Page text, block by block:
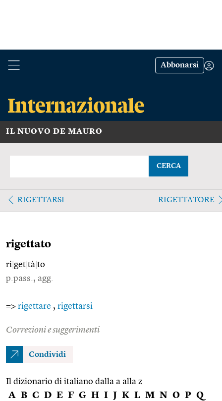
Abbonarsi
IL NUOVO DE MAURO
CERCA
RIGETTARSI RIGETTATORE
rigettato
ri get tà to
p.pass., agg.
=> rigettare , rigettarsi
Correzioni e suggerimenti
Condividi
Il dizionario di italiano dalla a alla z
A B C D E F G H I J K L M N O P Q